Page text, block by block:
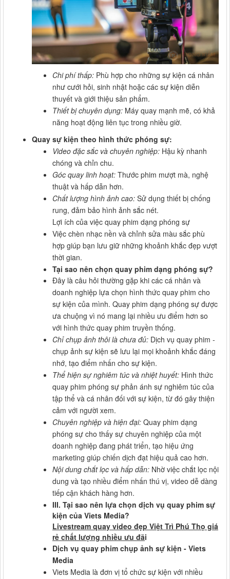
Chi phí thấp: Phù hợp cho những sự kiện cá nhân
như cưới hỏi, sinh nhật hoặc các sự kiện diễn
thuyết và giới thiệu sản phẩm.
Thiết bị chuyên dụng: Máy quay mạnh mẽ, có khả
năng hoạt động liên tục trong nhiều giờ.
Quay sự kiện theo hình thức phóng sự:
Video đặc sắc và chuyên nghiệp: Hậu kỳ nhanh
chóng và chỉn chu.
Góc quay linh hoạt: Thước phim mượt mà, nghệ
thuật và hấp dẫn hơn.
Chất lượng hình ảnh cao: Sử dụng thiết bị chống
rung, đảm bảo hình ảnh sắc nét.
Lợi ích của việc quay phim dạng phóng sự
Việc chèn nhạc nền và chỉnh sửa màu sắc phù
hợp giúp bạn lưu giữ những khoảnh khắc đẹp vượt
thời gian.
Tại sao nên chọn quay phim dạng phóng sự?
Đây là câu hỏi thường gặp khi các cá nhân và
doanh nghiệp lựa chọn hình thức quay phim cho
sự kiện của mình. Quay phim dạng phóng sự được
ưa chuộng vì nó mang lại nhiều ưu điểm hơn so
với hình thức quay phim truyền thống.
Chỉ chụp ảnh thôi là chưa đủ: Dịch vụ quay phim -
chụp ảnh sự kiện sẽ lưu lại mọi khoảnh khắc đáng
nhớ, tạo điểm nhấn cho sự kiện.
Thể hiện sự nghiêm túc và nhiệt huyết: Hình thức
quay phim phóng sự phản ánh sự nghiêm túc của
tập thể và cá nhân đối với sự kiện, từ đó gây thiện
cảm với người xem.
Chuyên nghiệp và hiện đại: Quay phim dạng
phóng sự cho thấy sự chuyên nghiệp của một
doanh nghiệp đang phát triển, tạo hiệu ứng
marketing giúp chiến dịch đạt hiệu quả cao hơn.
Nội dung chắt lọc và hấp dẫn: Nhờ việc chắt lọc nội
dung và tạo nhiều điểm nhấn thú vị, video dễ dàng
tiếp cận khách hàng hơn.
III. Tại sao nên lựa chọn dịch vụ quay phim sự
kiện của Viets Media?
Livestream quay video đẹp Việt Trì Phú Thọ giá
rẻ chất lượng nhiều ưu đãi
Dịch vụ quay phim chụp ảnh sự kiện - Viets
Media
Viets Media là đơn vị tổ chức sự kiện với nhiều